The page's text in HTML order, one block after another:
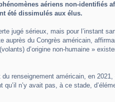
aériens non-identifiés
été dissimulés aux élus.
jugé sérieux, mais pour l’instant
auprès du Congrès américain,
d’origine non-humaine »
renseignement américain, en 2021,
n’y avait pas, à ce stade,